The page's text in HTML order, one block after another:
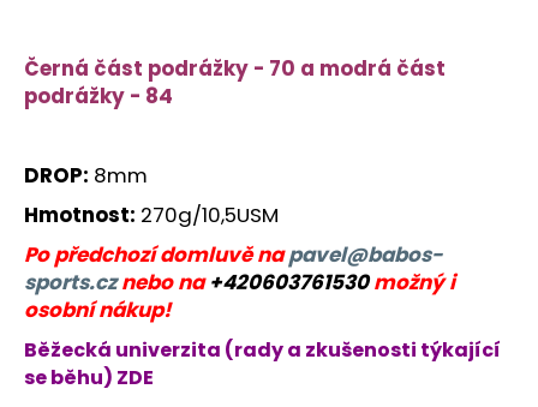
Černá část podrážky - 70 a modrá část
podrážky - 84
DROP: 8mm
Hmotnost: 270g/10,5USM
Po předchozí domluvě napavel@babos-
sports.cznebo na+420603761530možný i
osobní nákup!
Běžecká univerzita (rady a zkušenosti týkající
se běhu) ZDE